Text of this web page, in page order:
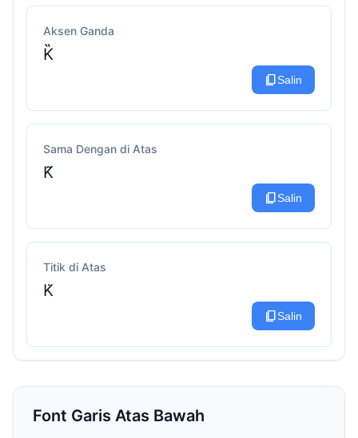
Aksen Ganda
K̏
content_copySalin
Sama Dengan di Atas
K͂
content_copySalin
Titik di Atas
K̇
content_copySalin
Font Garis Atas Bawah